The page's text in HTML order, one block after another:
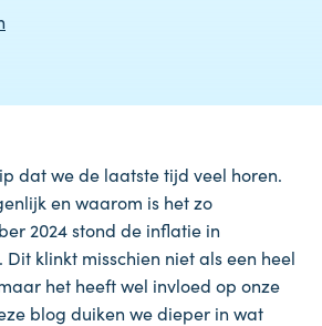
dat we de laatste tijd veel horen.
en waarom is het zo
2024 stond de inflatie in
Dit klinkt misschien niet als een heel
het heeft wel invloed op onze
blog duiken we dieper in wat